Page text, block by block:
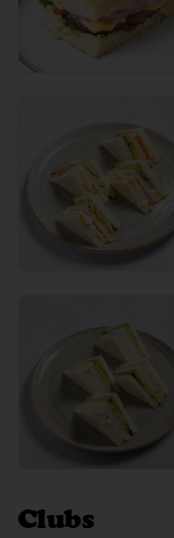
Clubs